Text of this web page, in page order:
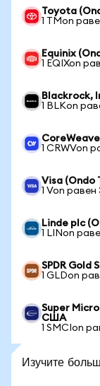
Toyota
1 TMon
Equinix
1 EQIXon
Blackrock,
1 BLKon
1 CRWVon
Visa
1 Von
Linde plc
1 LINon
SPDR Gold
1 GLDon
Super
США
1 SMCIon
Изучите